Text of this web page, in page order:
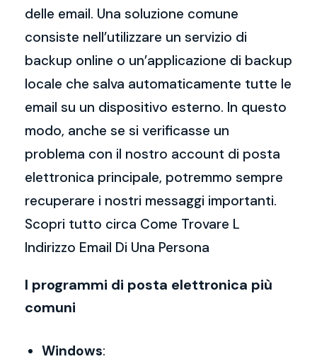
delle email. Una soluzione comune
consiste nell’utilizzare un servizio di
backup online o un’applicazione di backup
locale che salva automaticamente tutte le
email su un dispositivo esterno. In questo
modo, anche se si verificasse un
problema con il nostro account di posta
elettronica principale, potremmo sempre
recuperare i nostri messaggi importanti.
Scopri tutto circa Come Trovare L
Indirizzo Email Di Una Persona
I programmi di posta elettronica più
comuni
Windows: